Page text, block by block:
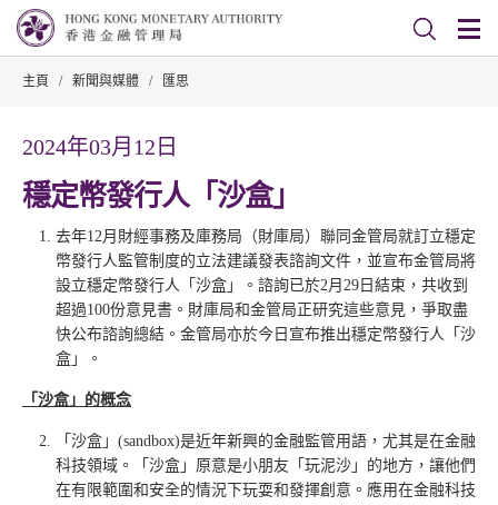
主頁 / 新聞與媒體 / 匯思
2024年03月12日
穩定幣發行人「沙盒」
去年12月財經事務及庫務局（財庫局）聯同金管局就訂立穩定
幣發行人監管制度的立法建議發表諮詢文件，並宣布金管局將
設立穩定幣發行人「沙盒」。諮詢已於2月29日結束，共收到
超過100份意見書。財庫局和金管局正研究這些意見，爭取盡
快公布諮詢總結。金管局亦於今日宣布推出穩定幣發行人「沙
盒」。
「沙盒」的概念
「沙盒」(sandbox)是近年新興的金融監管用語，尤其是在金融
科技領域。「沙盒」原意是小朋友「玩泥沙」的地方，讓他們
在有限範圍和安全的情況下玩耍和發揮創意。應用在金融科技